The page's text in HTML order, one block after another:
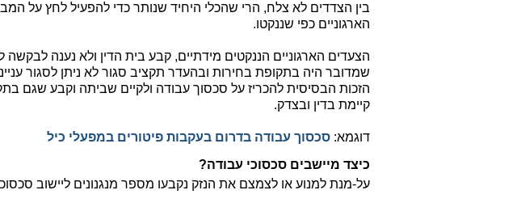
בין הצדדים לא צלח, הרי שהכלי היחיד שנותר כדי להפעיל לחץ על
הארגוניים כפי שננקטו.
הצעדים הארגוניים הננקטים מידתיים, קבע בית הדין ולא נענה לבקשה
שמדובר היה בתקופת בחירות ובהעדר תקציב סגור לא ניתן לסגור
הזכות הבסיסית להכריז על סכסוך עבודה ולקיים שביתה וקבע שגם
קיימת בדין ובצדק.
דוגמא: סכסוך עבודה בדרום בעקבות פיטורים במפעלי כיל
כיצד מיישבים סכסוכי עבודה?
על-מנת למנוע או לצמצם את הנזק נקבעו מספר מנגנונים ליישוב